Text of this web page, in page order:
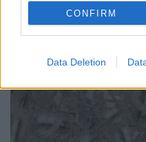
CONFIRM
Data Deletion
is nehézséggel jár, nem
rövid, mert végtelenül
folyamatossága.